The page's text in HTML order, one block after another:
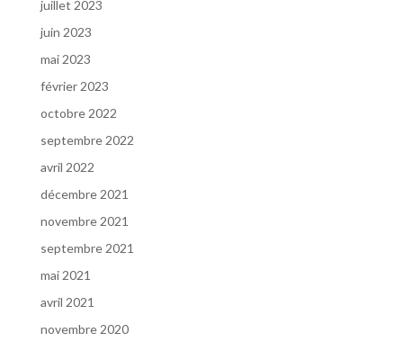
juillet 2023
juin 2023
mai 2023
février 2023
octobre 2022
septembre 2022
avril 2022
décembre 2021
novembre 2021
septembre 2021
mai 2021
avril 2021
novembre 2020